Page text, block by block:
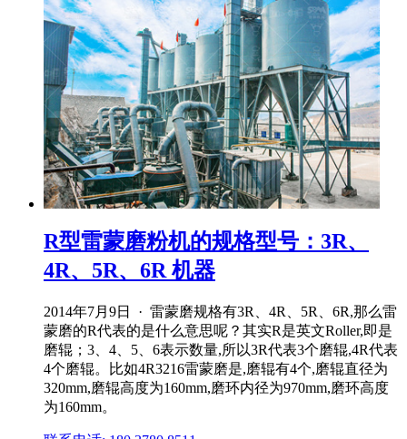
R型雷蒙磨粉机的规格型号：3R、
4R、5R、6R 机器
2014年7月9日 · 雷蒙磨规格有3R、4R、5R、6R,那么雷
蒙磨的R代表的是什么意思呢？其实R是英文Roller,即是
磨辊；3、4、5、6表示数量,所以3R代表3个磨辊,4R代表
4个磨辊。比如4R3216雷蒙磨是,磨辊有4个,磨辊直径为
320mm,磨辊高度为160mm,磨环内径为970mm,磨环高度
为160mm。